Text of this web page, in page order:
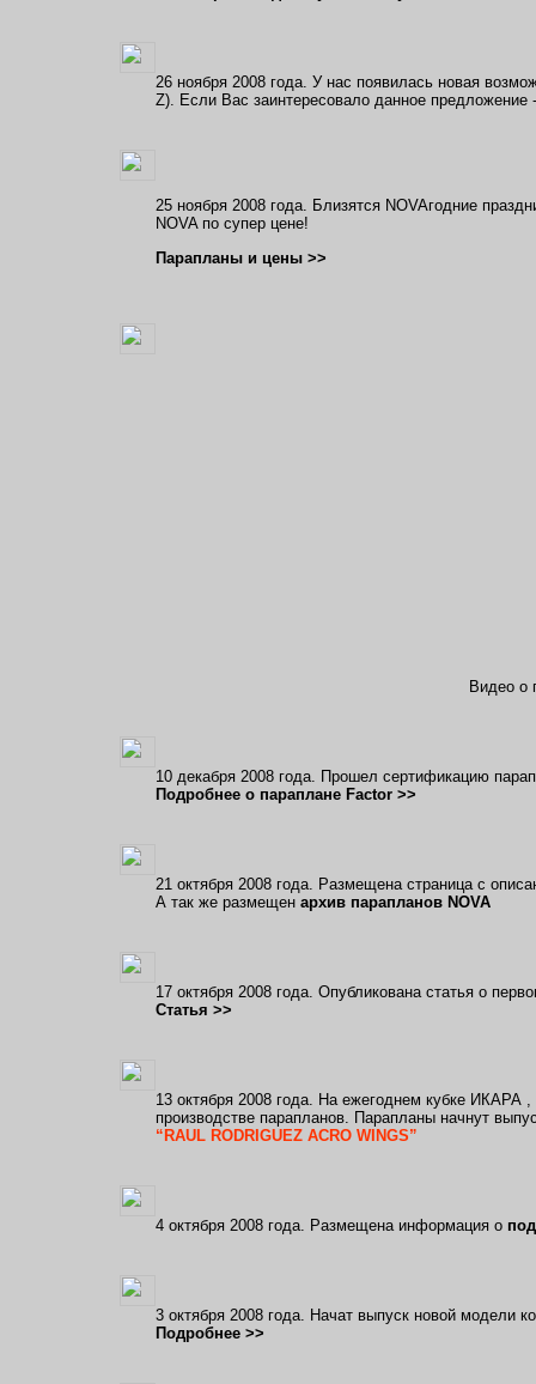
26 ноября 2008 года. У нас появилась новая
Z). Если Вас заинтересовало данное предложение
25 ноября 2008 года. Близятся NOVAгодние
NOVA по супер цене!
Парапланы и цены >>
Видео о
10 декабря 2008 года. Прошел сертификацию
Подробнее о параплане Factor >>
21 октября 2008 года. Размещена страница с
А так же размещен архив парапланов NOVA
17 октября 2008 года. Опубликована статья о
Статья >>
13 октября 2008 года. На ежегоднем кубке ИКАРА
производстве парапланов. Парапланы начнут
“RAUL RODRIGUEZ ACRO WINGS”
4 октября 2008 года. Размещена информация о
3 октября 2008 года. Начат выпуск новой модели
Подробнее >>